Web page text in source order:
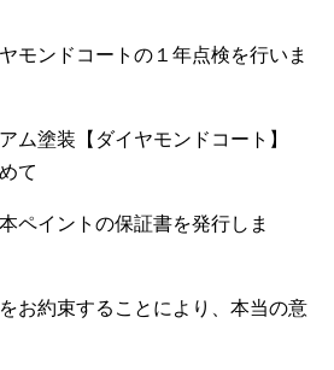
モンドコートの１年点検を行いま
ム塗装【ダイヤモンドコート】
て
ペイントの保証書を発行しま
お約束することにより、本当の意